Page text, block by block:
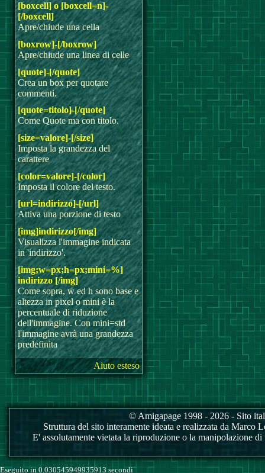
[boxcell] o [boxcell=n]-
[/boxcell]
Apre/chiude una cella
[boxrow]-[/boxrow]
Apre/chiude una linea di celle
[quote]-[/quote]
Crea un box per quotare
commenti.
[quote=titolo]-[/quote]
Come Quote ma con titolo.
[size=valore]-[/size]
Imposta la grandezza del
carattere
[color=valore]-[/color]
Imposta il colore del testo.
[url=indirizzo]-[/url]
Attiva una porzione di testo
[img]indirizzo[/img]
Visualizza l'immagine indicata
in 'indirizzo'.
[img;w=px;h=px;mini=%]
indirizzo [/img]
Come sopra, w ed h sono base e
altezza in pixel o mini è la
percentuale di riduzione
dell'immagine. Con mini=std
l'immagine avrà una grandezza
predefinita
Aiuto esteso
© Amigapage 1998 - 2026 - Sito
Struttura del sito interamente ideata e realizzata da
E' assolutamente vietata la riproduzione o la manipolazione
Eseguito in 0.030545949935913 secondi